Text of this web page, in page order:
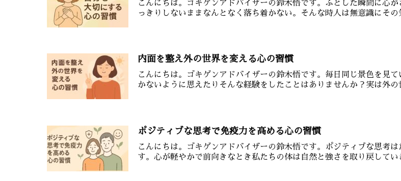
こんにちは。ゴキゲンアドバイザーの鈴木悟です。ふとした瞬間に心
っきりしないままなんとなく落ち着かない。そんな時人は無意識にそ
内面を整え外の世界を変える心の習慣
こんにちは。ゴキゲンアドバイザーの鈴木悟です。毎日同じ景色を見
かないように思えたりそんな経験をしたことはありませんか？実は外
ポジティブな思考で免疫力を高める心の習慣
こんにちは。ゴキゲンアドバイザーの鈴木悟です。ポジティブな思考
す。心が軽やかで前向きなとき私たちの体は自然と強さを取り戻して